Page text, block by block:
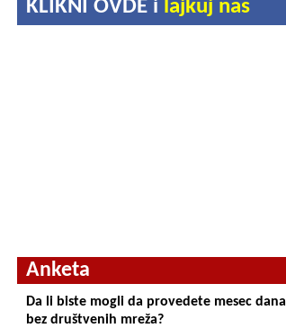
KLIKNI OVDE i lajkuj nas
Anketa
Da li biste mogli da provedete mesec dana
bez društvenih mreža?